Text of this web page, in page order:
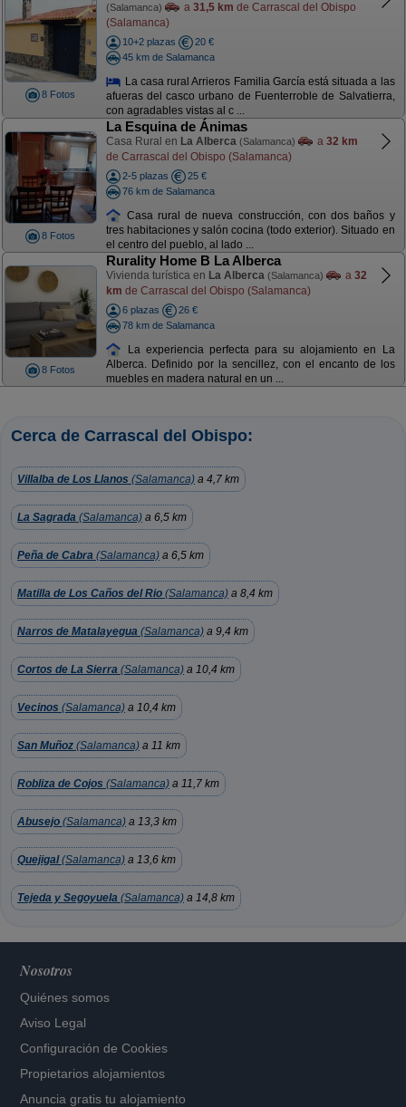
8 Fotos
(Salamanca) a 31,5 km de Carrascal del Obispo
(Salamanca)
10+2 plazas
20 €
45 km de Salamanca
La casa rural Arrieros Familia García está situada a las
afueras del casco urbano de Fuenterroble de Salvatierra,
con agradables vistas al c ...
8 Fotos
La Esquina de Ánimas
Casa Rural en La Alberca (Salamanca) a 32 km
de Carrascal del Obispo (Salamanca)
2-5 plazas
25 €
76 km de Salamanca
Casa rural de nueva construcción, con dos baños y
tres habitaciones y salón cocina (todo exterior). Situado en
el centro del pueblo, al lado ...
8 Fotos
Rurality Home B La Alberca
Vivienda turística en La Alberca (Salamanca) a 32
km de Carrascal del Obispo (Salamanca)
6 plazas
26 €
78 km de Salamanca
La experiencia perfecta para su alojamiento en La
Alberca. Definido por la sencillez, con el encanto de los
muebles en madera natural en un ...
Cerca de Carrascal del Obispo:
Villalba de Los Llanos (Salamanca) a 4,7 km
La Sagrada (Salamanca) a 6,5 km
Peña de Cabra (Salamanca) a 6,5 km
Matilla de Los Caños del Rio (Salamanca) a 8,4 km
Narros de Matalayegua (Salamanca) a 9,4 km
Cortos de La Sierra (Salamanca) a 10,4 km
Vecinos (Salamanca) a 10,4 km
San Muñoz (Salamanca) a 11 km
Robliza de Cojos (Salamanca) a 11,7 km
Abusejo (Salamanca) a 13,3 km
Quejigal(Salamanca) a 13,6 km
Tejeda y Segoyuela (Salamanca) a 14,8 km
Nosotros
Quiénes somos
Aviso Legal
Configuración de Cookies
Propietarios alojamientos
Anuncia gratis tu alojamiento